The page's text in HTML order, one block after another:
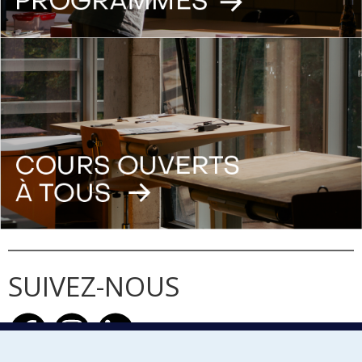
SUIVEZ-NOUS